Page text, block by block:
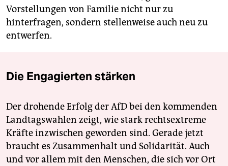
Vorstellungen von Familie nicht nur zu
hinterfragen, sondern stellenweise auch neu zu
entwerfen.
Die Engagierten stärken
Der drohende Erfolg der AfD bei den kommenden
Landtagswahlen zeigt, wie stark rechtsextreme
Kräfte inzwischen geworden sind. Gerade jetzt
braucht es Zusammenhalt und Solidarität. Auch
und vor allem mit den Menschen, die sich vor Ort